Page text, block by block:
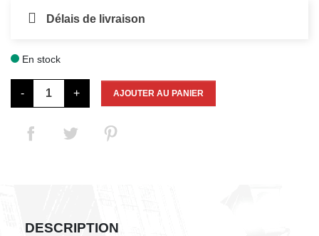
Délais de livraison
En stock
- + AJOUTER AU PANIER
DESCRIPTION